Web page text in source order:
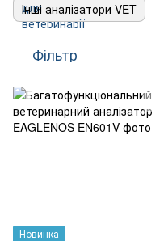
Інші аналізатори VET
Фільтр
Новинка